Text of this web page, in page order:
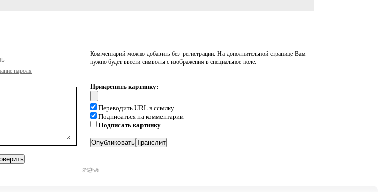
пароля
Комментарий можно добавить без регистрации. На дополнительной странице Вам
нужно будет ввести символы с изображения в специальное поле.
Прикрепить картинку:
Переводить URL в ссылку
Подписаться на комментарии
Подписать картинку